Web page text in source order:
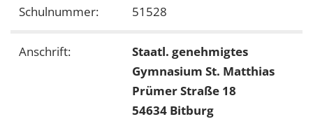
Schulnummer: 51528
Anschrift:
Staatl. genehmigtes
Gymnasium St. Matthias
Prümer Straße 18
54634 Bitburg